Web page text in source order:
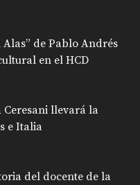
de Pablo Andrés
en el HCD
Ceresani llevará la
e Italia
del docente de la